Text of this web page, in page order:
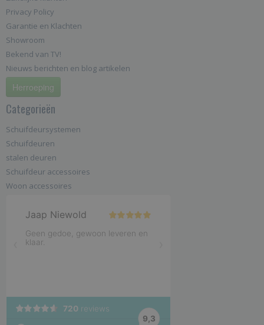
Privacy Policy
Garantie en Klachten
Showroom
Bekend van TV!
Nieuws berichten en blog artikelen
Herroeping
Categorieën
Schuifdeursystemen
Schuifdeuren
stalen deuren
Schuifdeur accessoires
Woon accessoires